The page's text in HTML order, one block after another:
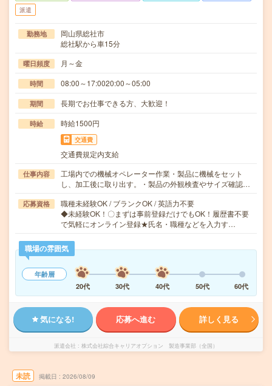
派遣
勤務地
岡山県総社市
総社駅から車15分
曜日頻度 月～金
時間 08:00～17:0020:00～05:00
期間 長期でお仕事できる方、大歓迎！
時給 時給1500円
交通費
交通費規定内支給
仕事内容
工場内での機械オペレーター作業・製品に機械をセット
し、加工後に取り出す。・製品の外観検査やサイズ確認…
応募資格
職種未経験OK / ブランクOK / 英語力不要
◆未経験OK！〇まずは事前登録だけでもOK！履歴書不要
で気軽にオンライン登録★氏名・職種などを入力す…
職場の雰囲気
年齢層
20代
30代 40代 50代 60代
気になる! 応募へ進む 詳しく見る
派遣会社 株式会社綜合キャリアオプション 製造事業部（全国）
未読 掲載日 2026/08/09